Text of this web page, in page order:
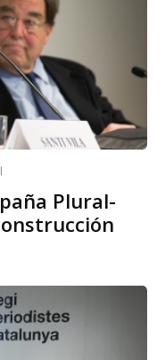
Plural-